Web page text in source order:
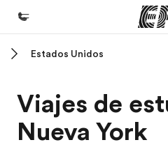
Programas
Ver todo lo que hacemos
Estados Unidos
Viajes de
Nueva York